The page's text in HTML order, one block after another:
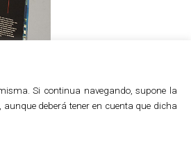
Si continua navegando, supone la
deberá tener en cuenta que dicha